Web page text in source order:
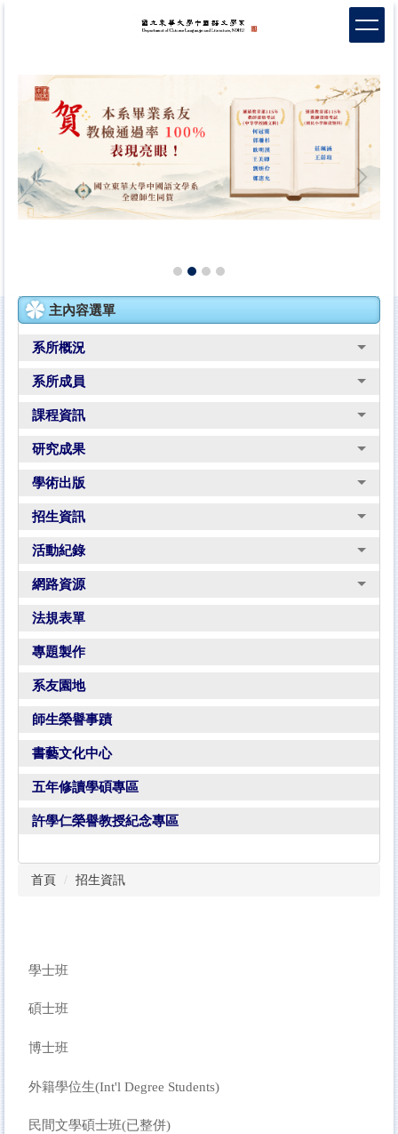
主內容選單
系所概況
系所成員
課程資訊
研究成果
學術出版
招生資訊
活動紀錄
網路資源
法規表單
專題製作
系友園地
師生榮譽事蹟
書藝文化中心
五年修讀學碩專區
許學仁榮譽教授紀念專區
首頁 招生資訊
學士班
碩士班
博士班
外籍學位生(Int'l Degree Students)
民間文學碩士班(已整併)